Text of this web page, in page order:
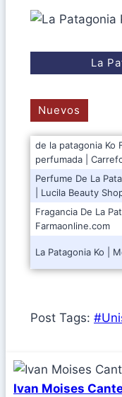
La
Nuevos
de la patagonia Ko
perfumada |
Perfume De La
| Lucila Beauty
Fragancia De La
Farmaonline.com
La Patagonia Ko |
Post Tags: #
Ivan Moises